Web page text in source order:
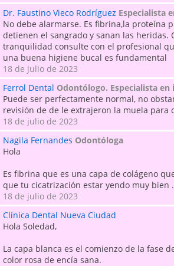
Dr. Faustino Vieco Rodríguez Especialista
No debe alarmarse. Es fibrina,la proteína
detienen el sangrado y sanan las heridas.
tranquilidad consulte con el profesional
una buena higiene bucal es fundamental
18 de julio de 2023
Ferrol Dental Odontólogo. Especialista
Puede ser perfectamente normal, no
revisión de de le extrajeron la muela para
18 de julio de 2023
Nagila Fernandes Odontóloga
Hola
Es fibrina que es una capa de colágeno
que tu cicatrización estar yendo muy bien .
18 de julio de 2023
Clínica Dental Nueva Ciudad
Hola Soledad,
La capa blanca es el comienzo de la fase
color rosa de encía sana.